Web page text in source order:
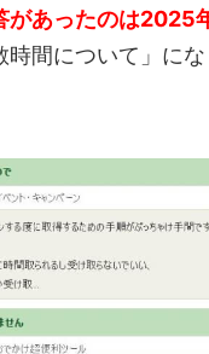
があったのは2025
間について」にな